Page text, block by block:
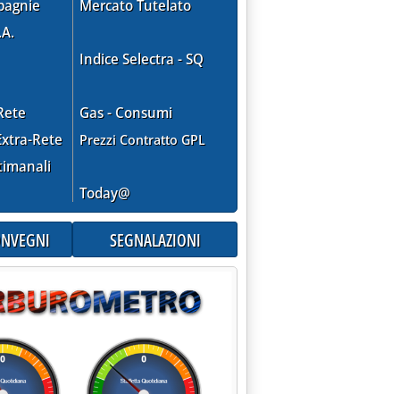
Rete
Mercato Tutelato
Indice Selectra - SQ
Gas - Consumi
Prezzi Contratto GPL
Today@
SEGNALAZIONI